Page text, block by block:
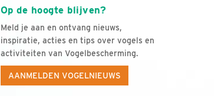
Op de hoogte blijven?
Meld je aan en ontvang nieuws,
inspiratie, acties en tips over vogels en
activiteiten van Vogelbescherming.
AANMELDEN VOGELNIEUWS